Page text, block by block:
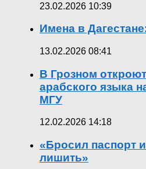
23.02.2026 10:39
Имена в
13.02.2026 08:41
В Грозном
арабского языка
МГУ
12.02.2026 14:18
«Бросил паспорт
лишить»